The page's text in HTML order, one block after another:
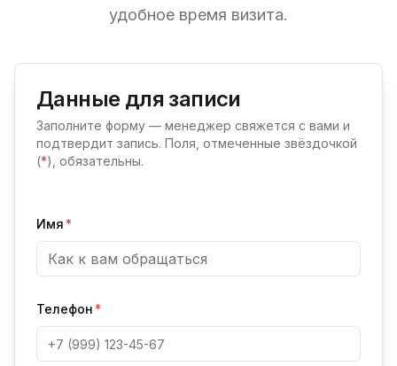
удобное время визита.
Данные для записи
Заполните форму — менеджер свяжется с вами и
подтвердит запись. Поля, отмеченные звёздочкой
(*), обязательны.
Имя *
Телефон *